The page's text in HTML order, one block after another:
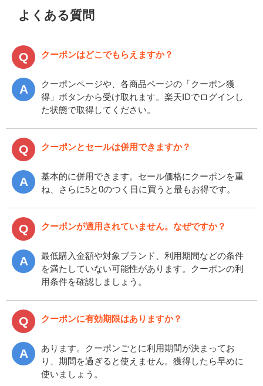
よくある質問
クーポンはどこでもらえますか？
クーポンページや、各商品ページの「クーポン獲
得」ボタンから受け取れます。楽天IDでログインし
た状態で取得してください。
クーポンとセールは併用できますか？
基本的に併用できます。セール価格にクーポンを重
ね、さらに5と0のつく日に買うと最もお得です。
クーポンが適用されていません。なぜですか？
最低購入金額や対象ブランド、利用期間などの条件
を満たしていない可能性があります。クーポンの利
用条件を確認しましょう。
クーポンに有効期限はありますか？
あります。クーポンごとに利用期間が決まってお
り、期間を過ぎると使えません。獲得したら早めに
使いましょう。